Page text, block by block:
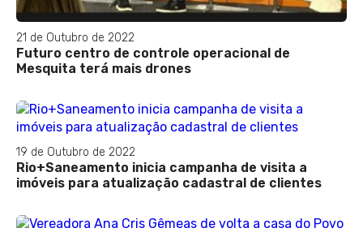
21 de Outubro de 2022
Futuro centro de controle operacional de
Mesquita terá mais drones
19 de Outubro de 2022
Rio+Saneamento inicia campanha de visita a
imóveis para atualização cadastral de clientes